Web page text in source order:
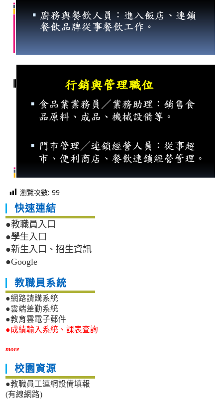
瀏覽次數: 99
快速連結
●教職員入口
●學生入口
●新生入口、招生資訊
●Google
教職員系統
●網路請購系統
●雲端差勤系統
●教育雲電子郵件
●成績輸入系統、課表查詢
more
校園資源
●教職員工連網設備填報
(有線網路)